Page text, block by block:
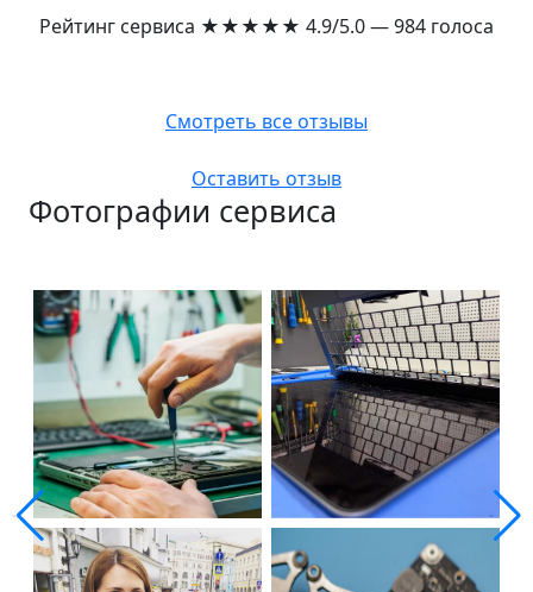
Рейтинг сервиса ★★★★★ 4.9/5.0 — 984 голоса
Смотреть все отзывы
Оставить отзыв
Фотографии сервиса